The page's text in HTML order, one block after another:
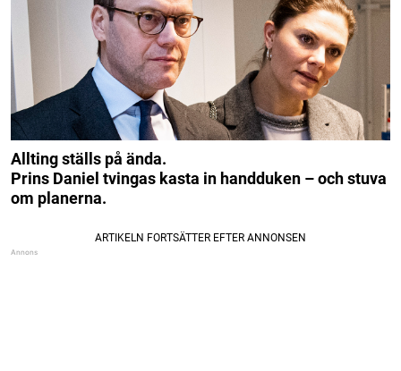
Allting ställs på ända.
Prins Daniel tvingas kasta in handduken – och stuva
om planerna.